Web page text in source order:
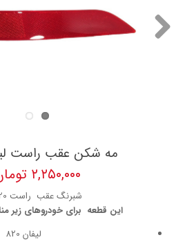
مه شکن عقب راست
۲,۲۵۰,۰۰۰ تومان
شبرنگ عقب راست 820
این قطعه برای خودروهای زیر
لیفان 820